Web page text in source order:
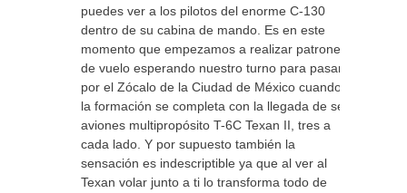
puedes ver a los pilotos del enorme C-130
dentro de su cabina de mando. Es en este
momento que empezamos a realizar patrones
de vuelo esperando nuestro turno para pasar
por el Zócalo de la Ciudad de México cuando
la formación se completa con la llegada de seis
aviones multipropósito T-6C Texan II, tres a
cada lado. Y por supuesto también la
sensación es indescriptible ya que al ver al
Texan volar junto a ti lo transforma todo de